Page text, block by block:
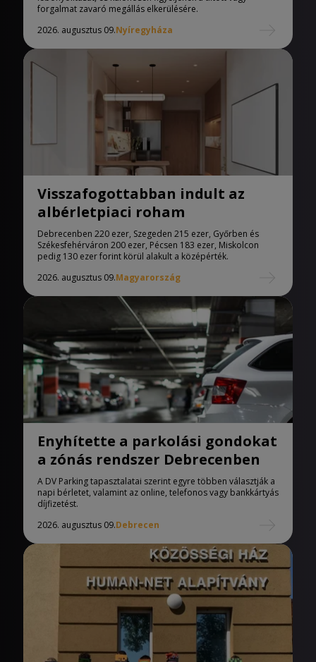
forgalmat zavaró megállás elkerülésére.
2026. augusztus 09.Nyíregyháza
Visszafogottabban indult az
albérletpiaci roham
Debrecenben 220 ezer, Szegeden 215 ezer, Győrben és
Székesfehérváron 200 ezer, Pécsen 183 ezer, Miskolcon
pedig 130 ezer forint körül alakult a középérték.
2026. augusztus 09.Magyarország
Enyhítette a parkolási gondokat
a zónás rendszer Debrecenben
A DV Parking tapasztalatai szerint egyre többen választják a
napi bérletet, valamint az online, telefonos vagy bankkártyás
díjfizetést.
2026. augusztus 09.Debrecen